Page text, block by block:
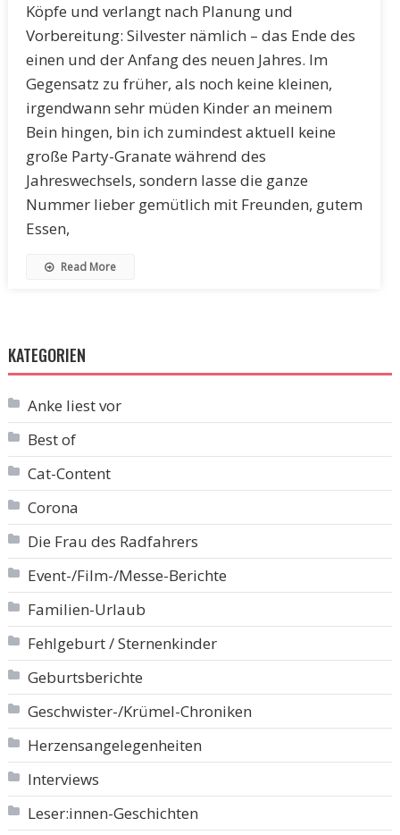
Köpfe und verlangt nach Planung und
Vorbereitung: Silvester nämlich – das Ende des
einen und der Anfang des neuen Jahres. Im
Gegensatz zu früher, als noch keine kleinen,
irgendwann sehr müden Kinder an meinem
Bein hingen, bin ich zumindest aktuell keine
große Party-Granate während des
Jahreswechsels, sondern lasse die ganze
Nummer lieber gemütlich mit Freunden, gutem
Essen,
Read More
KATEGORIEN
Anke liest vor
Best of
Cat-Content
Corona
Die Frau des Radfahrers
Event-/Film-/Messe-Berichte
Familien-Urlaub
Fehlgeburt / Sternenkinder
Geburtsberichte
Geschwister-/Krümel-Chroniken
Herzensangelegenheiten
Interviews
Leser:innen-Geschichten